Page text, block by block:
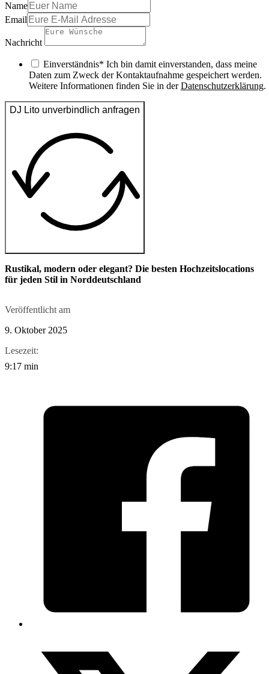
Name
Email
Nachricht
Einverständnis* Ich bin damit einverstanden, dass meine
Daten zum Zweck der Kontaktaufnahme gespeichert werden.
Weitere Informationen finden Sie in derDatenschutzerklärung.
DJ Lito unverbindlich anfragen
Rustikal, modern oder elegant? Die besten Hochzeitslocations
für jeden Stil in Norddeutschland
Veröffentlicht am
9. Oktober 2025
Lesezeit:
9:17 min